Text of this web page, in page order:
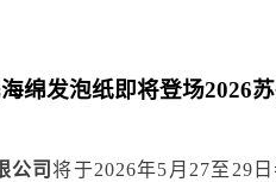
绵发泡纸即将登场2026
公司将于2026年5月27至29